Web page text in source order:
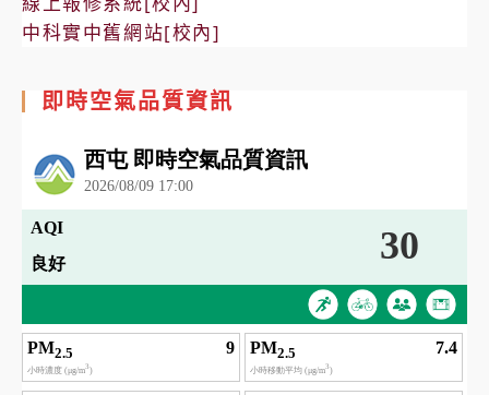
中科實中舊網站[校內]
即時空氣品質資訊